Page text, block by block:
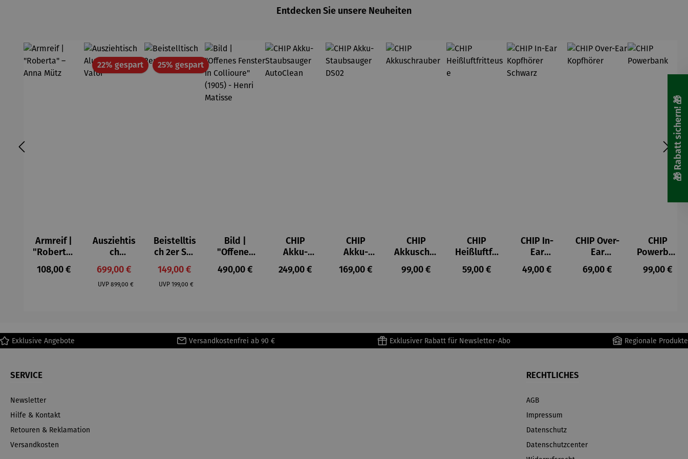
Entdecken Sie unsere Neuheiten
Armreif |
"Roberta"
– Anna
Mütz
Regulärer Preis:
108,00 €
22% gespartRabatt
Ausziehtis
ch
Aluminium
– Valor
Verkaufspreis:
699,00 €
UVP Regulärer Preis:
899,00 €
25% gespartRabatt
Beistelltis
ch 2er Set
– Dalias
Verkaufspreis:
149,00 €
UVP Regulärer Preis:
199,00 €
Bild |
"Offenes
Fenster in
Collioure"
Regulärer Preis:
490,00 €
CHIP
Akku-
Staubsau
ger
Regulärer Preis:
249,00 €
CHIP
Akku-
Staubsau
ger DS02
Regulärer Preis:
169,00 €
CHIP
Akkuschra
uber
Regulärer Preis:
99,00 €
CHIP
Heißluftfri
tteuse
Regulärer Preis:
59,00 €
CHIP In-
Ear
Kopfhörer
Schwarz
Regulärer Preis:
49,00 €
CHIP Over-
Ear
Kopfhörer
Regulärer Preis:
69,00 €
CHIP
Powerban
k
Regulärer
99,00 €
Exklusive Angebote Versandkostenfrei ab 90 € Exklusiver Rabatt für Newsletter-Abo Regionale Produkte
SERVICE
Newsletter
Hilfe & Kontakt
Retouren & Reklamation
Versandkosten
RECHTLICHES
AGB
Impressum
Datenschutz
Datenschutzcenter
🎁 Rabatt sichern! 🎁